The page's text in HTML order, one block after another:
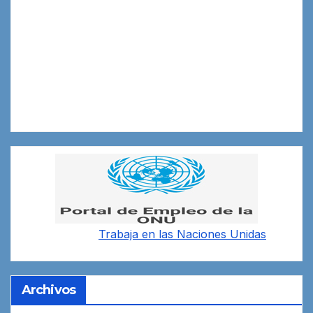
Trabaja en las Naciones Unidas
Archivos